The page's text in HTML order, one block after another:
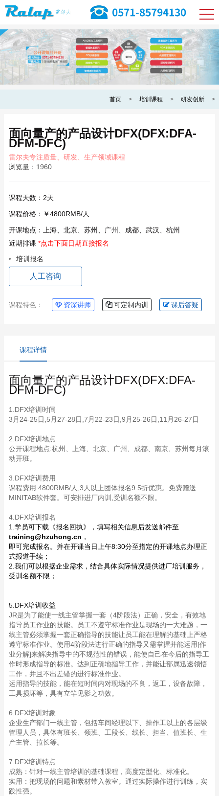
首页 > 培训课程 > 研发创新 >
面向量产的产品设计DFX(DFX:DFA-
DFM-DFC)
雷尔夫专注质量、研发、生产领域课程
浏览量： 1960
课程天数： 2天
课程价格： ￥4800RMB/人
开课地点：
上海、北京、苏州、广州、成都、武汉、杭州
近期排课 *点击下面日期直接报名
培训报名
人工咨询
课程特色： 资深讲师 可定制内训 课后答疑
课程详情
面向量产的产品设计DFX(DFX:DFA-
DFM-DFC)
1.DFX培训时间
3月24-25日,5月27-28日,7月22-23日,9月25-26日,11月26-27日
2.DFX培训地点
公开课程地点:杭州、上海、北京、广州、成都、南京、苏州每月滚
动开班。
3.DFX培训费用
课程费用:4800RMB/人,3人以上团体报名9.5折优惠。免费赠送
MINITAB软件套。可安排进厂内训,受训名额不限。
4.DFX培训报名
1.学员可下载《报名回执》，填写相关信息后发送邮件至
training@hzuhong.cn ，
即可完成报名。并在开课当日上午8:30分至指定的开课地点办理正
式报道手续；
2.我们可以根据企业需求，结合具体实际情况提供进厂培训服务，
受训名额不限；
5.DFX培训收益
JR是为了能使一线主管掌握一套（4阶段法）正确，安全，有效地
指导员工作业的技能。员工不遵守标准作业是现场的一大难题，一
线主管必须掌握一套正确指导的技能让员工能在理解的基础上严格
遵守标准作业。使用4阶段法进行正确的指导又需掌握并能运用[作
业分解]来解决指导中的不规范性的错误，能使自己在今后的指导工
作时形成指导的标准。达到正确地指导工作，并能让部属迅速领悟
工作，并且不出差错的进行标准作业。
运用指导的技能，能在短时间内对现场的不良，返工，设备故障，
工具损坏等，具有立竿见影之功效。
6.DFX培训对象
企业生产部门一线主管，包括车间经理以下、操作工以上的各层级
管理人员，具体有班长、领班、工段长、线长、担当、值班长、生
产主管、拉长等。
7.DFX培训特点
成熟：针对一线主管培训的基础课程，高度定型化、标准化。
实用：把现场的问题和素材带入教室。通过实际操作进行训练，实
践性强。